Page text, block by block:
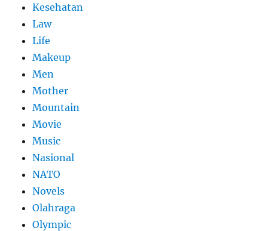
Kesehatan
Law
Life
Makeup
Men
Mother
Mountain
Movie
Music
Nasional
NATO
Novels
Olahraga
Olympic